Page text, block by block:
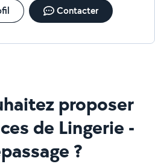
Contacter
proposer
de Lingerie -
?